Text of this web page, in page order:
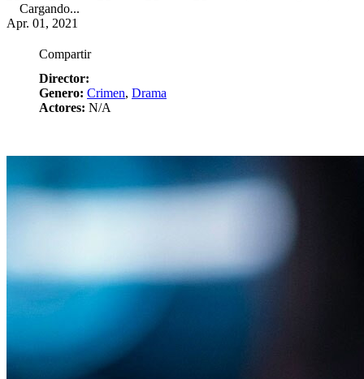
Cargando...
Apr. 01, 2021
Compartir
Director:
Genero: Crimen, Drama
Actores: N/A